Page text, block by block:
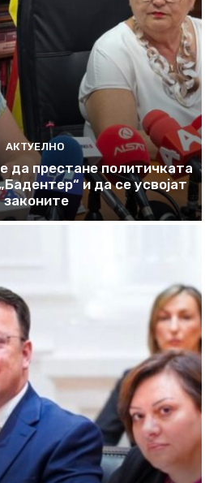
АКТУЕЛНО
да престане политичката
и да се усвојат
законите